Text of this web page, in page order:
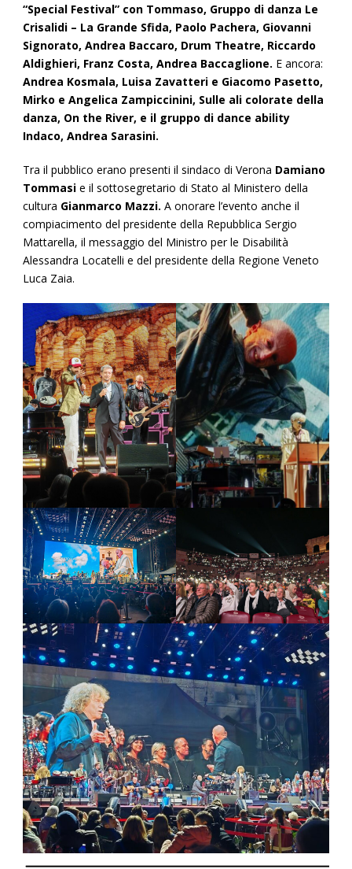
“Special Festival” con Tommaso, Gruppo di danza Le
Crisalidi – La Grande Sfida, Paolo Pachera, Giovanni
Signorato, Andrea Baccaro, Drum Theatre, Riccardo
Aldighieri, Franz Costa, Andrea Baccaglione. E ancora:
Andrea Kosmala, Luisa Zavatteri e Giacomo Pasetto,
Mirko e Angelica Zampiccinini, Sulle ali colorate della
danza, On the River, e il gruppo di dance ability
Indaco, Andrea Sarasini.
Tra il pubblico erano presenti il sindaco di Verona Damiano
Tommasi e il sottosegretario di Stato al Ministero della
cultura Gianmarco Mazzi. A onorare l’evento anche il
compiacimento del presidente della Repubblica Sergio
Mattarella, il messaggio del Ministro per le Disabilità
Alessandra Locatelli e del presidente della Regione Veneto
Luca Zaia.